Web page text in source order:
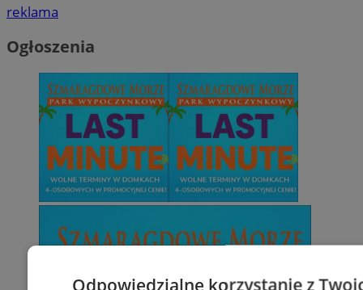
reklama
Ogłoszenia
Odpowiedzialne korzystanie z